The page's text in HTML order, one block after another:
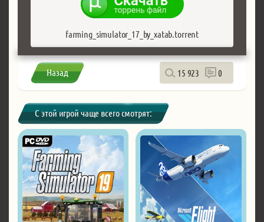
farming_simulator_17_by_xatab.torrent
Назад 15 923 0
С этой игрой чаще всего смотрят: